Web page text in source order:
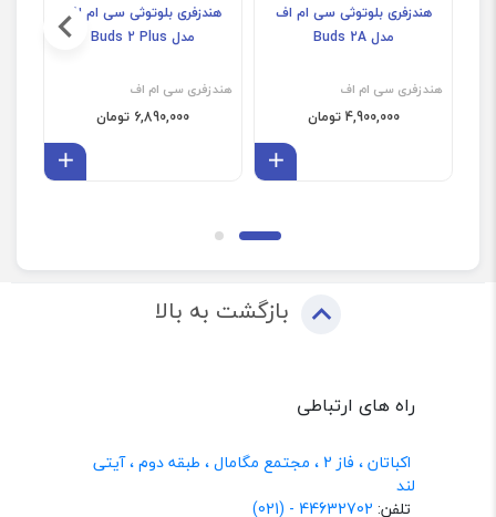
هندزفری بلوتوثی سی ام اف
مدل Buds 2A
هندزفری سی ام اف
4,900,000 تومان
هندزفری بلوتوثی سی ام اف
مدل Buds 2 Plus
هندزفری سی ام اف
6,890,000 تومان
بازگشت به بالا
راه های ارتباطی
اکباتان ، فاز 2 ، مجتمع مگامال ، طبقه دوم ، آیتی
لند
تلفن: 44632702 - (021)